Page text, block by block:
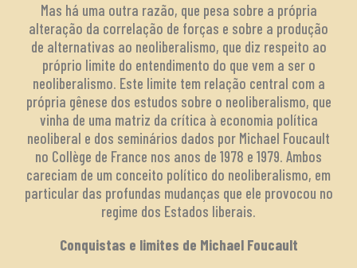
Mas há uma outra razão, que pesa sobre a própria
alteração da correlação de forças e sobre a produção
de alternativas ao neoliberalismo, que diz respeito ao
próprio limite do entendimento do que vem a ser o
neoliberalismo. Este limite tem relação central com a
própria gênese dos estudos sobre o neoliberalismo, que
vinha de uma matriz da crítica à economia política
neoliberal e dos seminários dados por Michael Foucault
no Collège de France nos anos de 1978 e 1979. Ambos
careciam de um conceito político do neoliberalismo, em
particular das profundas mudanças que ele provocou no
regime dos Estados liberais.
Conquistas e limites de Michael Foucault